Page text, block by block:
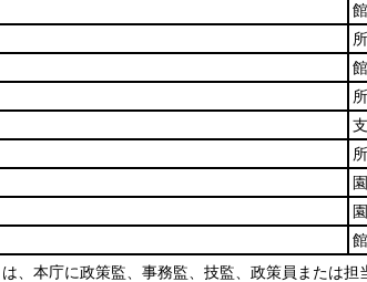
、本庁に政策監、事務監、技監、政策員または